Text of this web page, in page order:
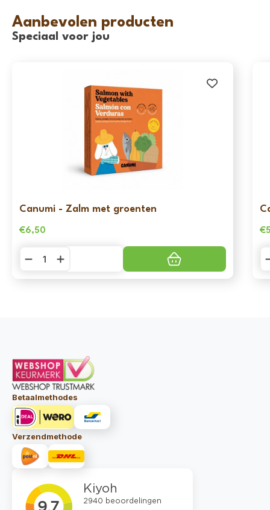
Aanbevolen producten
Speciaal voor jou
Canumi - Zalm met groenten
€6,50 €
Betaalmethodes
Verzendmethode